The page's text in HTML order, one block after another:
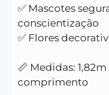
✅ Mascotes
conscientização
✅ Flores
📏 Medidas:
comprimento